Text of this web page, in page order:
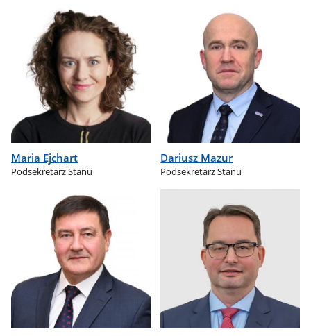
Maria Ejchart
Podsekretarz Stanu
Dariusz Mazur
Podsekretarz Stanu